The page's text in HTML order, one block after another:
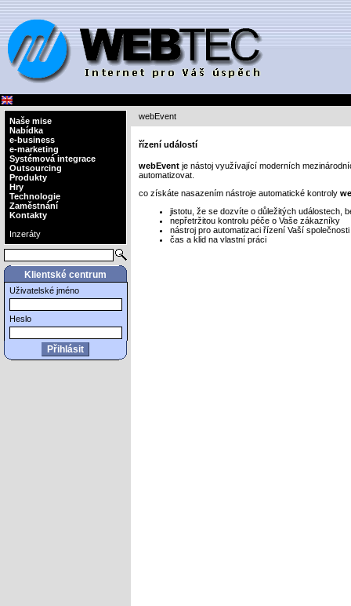
Naše mise
Nabídka
e-business
e-marketing
Systémová integrace
Outsourcing
Produkty
Hry
Technologie
Zaměstnání
Kontakty
Inzeráty
Klientské centrum
Uživatelské jméno
Heslo
webEvent
řízení událostí
webEvent je nástoj využívající moderních
automatizovat.
co získáte nasazením nástroje automatické kontroly
jistotu, že se dozvíte o důležitých událostech,
nepřetržitou kontrolu péče o Vaše zákazníky
nástroj pro automatizaci řízení Vaší
čas a klid na vlastní práci